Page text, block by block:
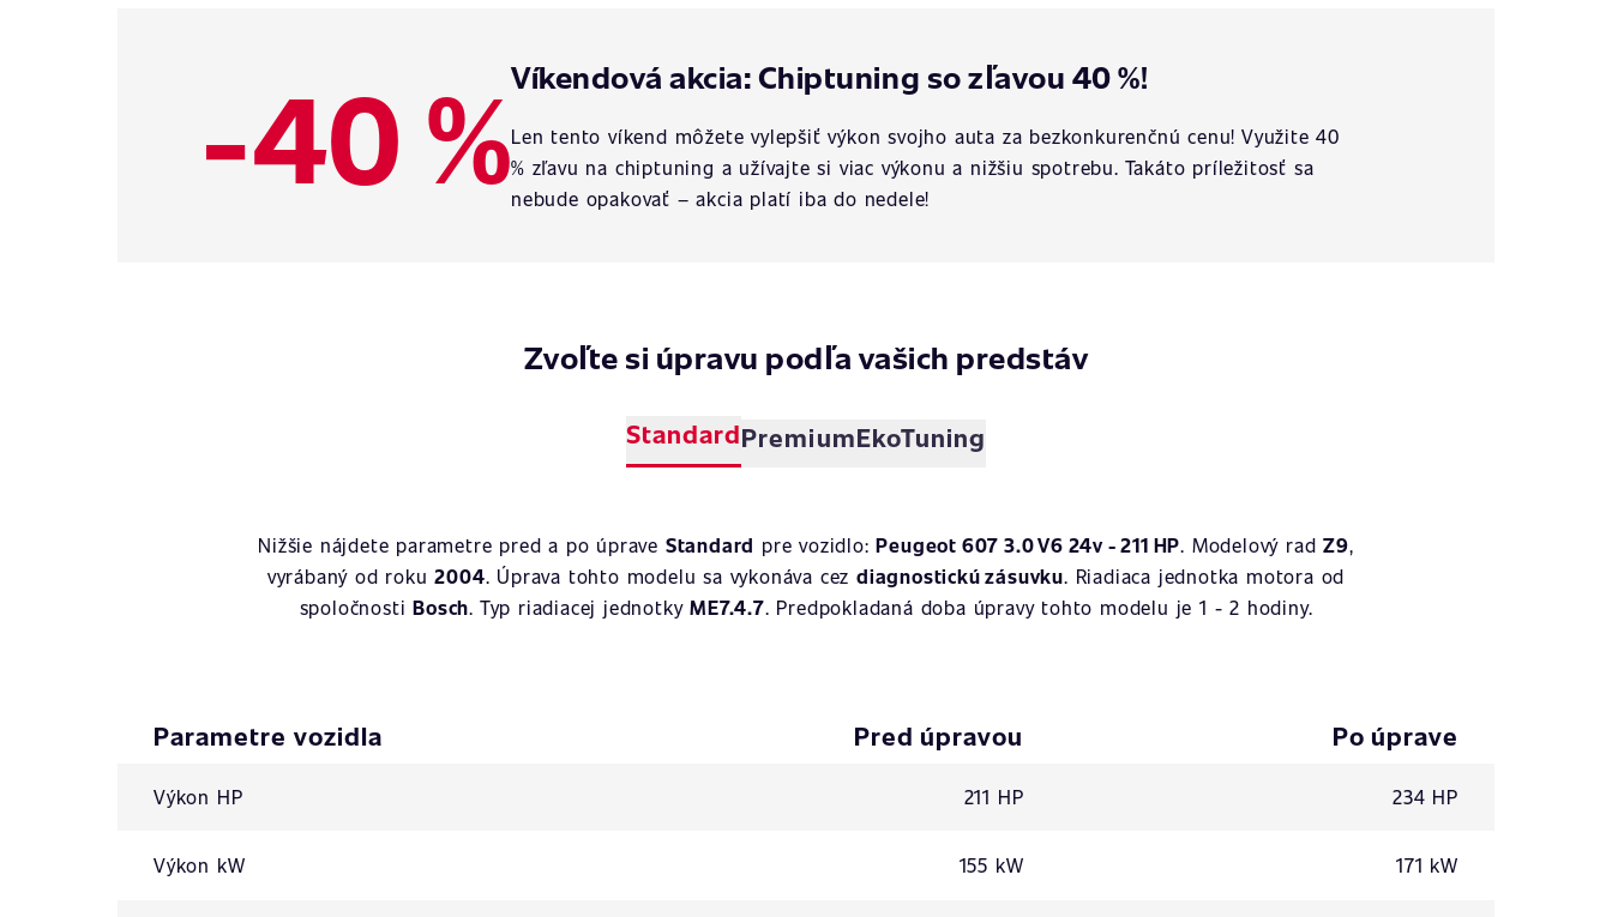
-40 %Víkendová akcia: Chiptuning so zľavou 40 %!
Len tento víkend môžete vylepšiť výkon svojho auta za bezkonkurenčnú cenu! Využite 40
% zľavu na chiptuning a užívajte si viac výkonu a nižšiu spotrebu. Takáto príležitosť sa
nebude opakovať – akcia platí iba do nedele!
Zvoľte si úpravu podľa vašich predstáv
StandardPremiumEkoTuning
Nižšie nájdete parametre pred a po úprave Standard pre vozidlo:Peugeot 607 3.0 V6 24v - 211 HP. Modelový radZ9,
vyrábaný od roku2004. Úprava tohto modelu sa vykonáva cez diagnostickú zásuvku. Riadiaca jednotka motora od
spoločnostiBosch. Typ riadiacej jednotkyME7.4.7. Predpokladaná doba úpravy tohto modelu je 1 - 2 hodiny.
Parametre vozidla Pred úpravou Po úprave
Výkon HP 211 HP 234 HP
Výkon kW 155 kW 171 kW